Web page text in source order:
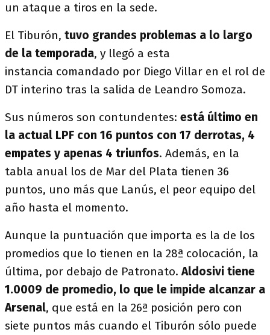
un ataque a tiros en la sede.
El Tiburón, tuvo grandes problemas a lo largo
de la temporada, y llegó a esta
instancia comandado por Diego Villar en el rol de
DT interino tras la salida de Leandro Somoza.
Sus números son contundentes: está último en
la actual LPF con 16 puntos con 17 derrotas, 4
empates y apenas 4 triunfos. Además, en la
tabla anual los de Mar del Plata tienen 36
puntos, uno más que Lanús, el peor equipo del
año hasta el momento.
Aunque la puntuación que importa es la de los
promedios que lo tienen en la 28ª colocación, la
última, por debajo de Patronato.Aldosivi tiene
1.0009 de promedio, lo que le impide alcanzar a
Arsenal, que está en la 26ª posición pero con
siete puntos más cuando el Tiburón sólo puede